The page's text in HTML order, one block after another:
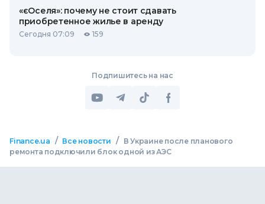
«єОселя»: почему не стоит сдавать
приобретенное жилье в аренду
Сегодня 07:09 159
Подпишитесь на нас
Finance.ua / Все новости /
В Украине после планового
ремонта подключили блок одной из АЭС